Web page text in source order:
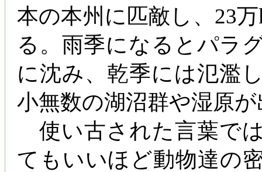
本の本州に匹敵し、23
る。雨季になるとパラ
に沈み、乾季には氾濫
小無数の湖沼群や湿原
使い古された言葉で
てもいいほど動物達の